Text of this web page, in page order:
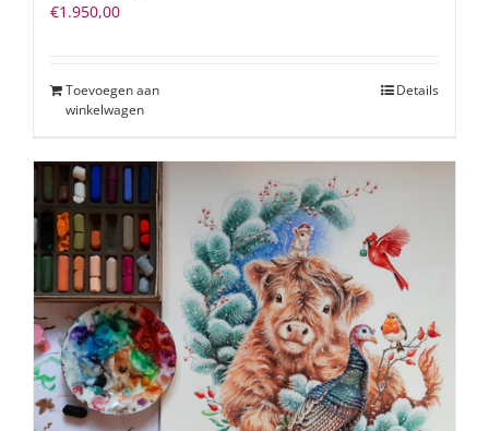
€1.950,00
Toevoegen aan
winkelwagen
Details